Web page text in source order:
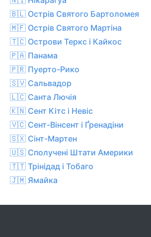
🇧🇱 Острів Святого Бартоломея
🇲🇫 Острів Святого Мартіна
🇹🇨 Острови Теркс і Кайкос
🇵🇦 Панама
🇵🇷 Пуерто-Рико
🇸🇻 Сальвадор
🇱🇨 Санта Лючія
🇰🇳 Сент Кітс і Невіс
🇻🇨 Сент-Вінсент і Ґренадіни
🇸🇽 Сінт-Мартен
🇺🇸 Сполучені Штати Америки
🇹🇹 Трінідад і Тобаго
🇯🇲 Ямайка